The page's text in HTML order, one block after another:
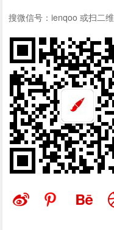
搜微信号：ienqoo 或扫二